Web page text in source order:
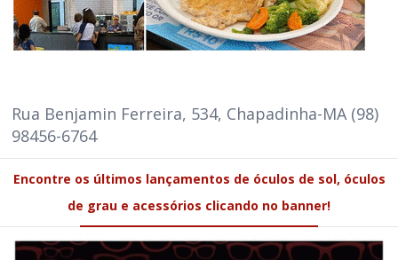
Rua Benjamin Ferreira, 534, Chapadinha-MA (98)
98456-6764
Encontre os últimos lançamentos de óculos de sol, óculos
de grau e acessórios clicando no banner!